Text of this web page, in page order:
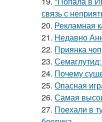
связь с
20. Рекламная
21. Недавно
22. Приянка
23.
24. Почему
25. Опасная
26. Самая
27. Поехали в